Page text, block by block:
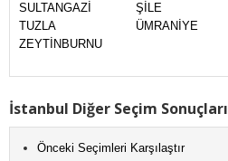
SULTANGAZİ
ŞİLE
TUZLA
ÜMRANİYE
ZEYTİNBURNU
İstanbul Diğer Seçim Sonuçları
Önceki Seçimleri Karşılaştır